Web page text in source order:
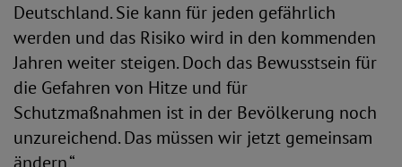
Deutschland. Sie kann für jeden gefährlich
werden und das Risiko wird in den kommenden
Jahren weiter steigen. Doch das Bewusstsein für
die Gefahren von Hitze und für
Schutzmaßnahmen ist in der Bevölkerung noch
unzureichend. Das müssen wir jetzt gemeinsam